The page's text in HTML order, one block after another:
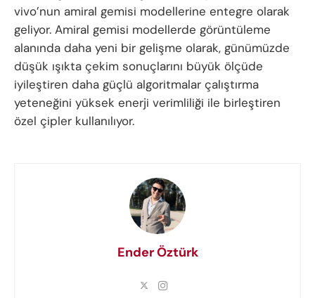
vivo’nun amiral gemisi modellerine entegre olarak
geliyor. Amiral gemisi modellerde görüntüleme
alanında daha yeni bir gelişme olarak, günümüzde
düşük ışıkta çekim sonuçlarını büyük ölçüde
iyileştiren daha güçlü algoritmalar çalıştırma
yeteneğini yüksek enerji verimliliği ile birleştiren
özel çipler kullanılıyor.
Ender Öztürk